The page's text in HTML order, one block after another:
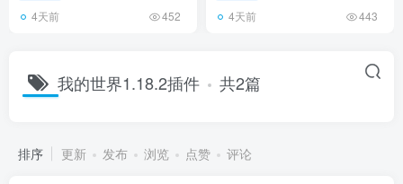
4天前 452 4天前 443
我的世界1.18.2插件 共2篇
排序 更新 发布 浏览 点赞 评论